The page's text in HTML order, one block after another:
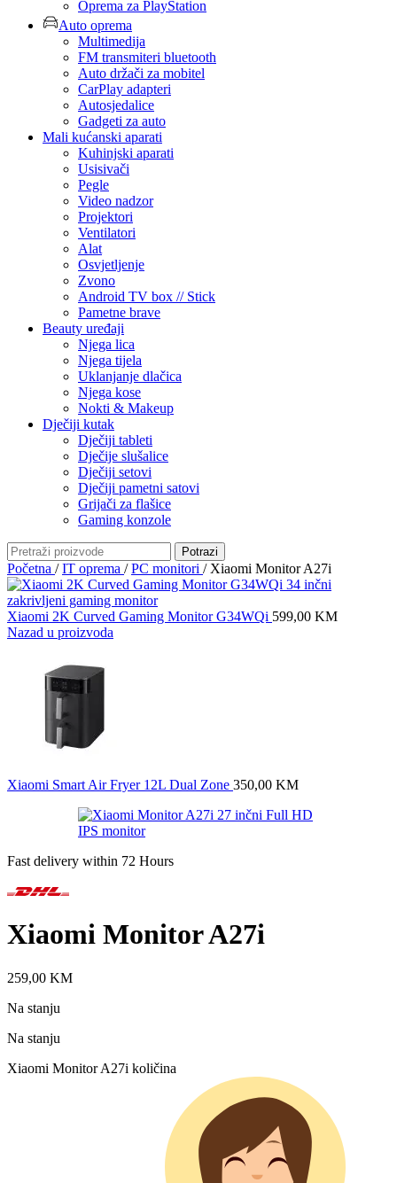
Oprema za PlayStation
Auto oprema
Multimedija
FM transmiteri bluetooth
Auto držači za mobitel
CarPlay adapteri
Autosjedalice
Gadgeti za auto
Mali kućanski aparati
Kuhinjski aparati
Usisivači
Pegle
Video nadzor
Projektori
Ventilatori
Alat
Osvjetljenje
Zvono
Android TV box // Stick
Pametne brave
Beauty uređaji
Njega lica
Njega tijela
Uklanjanje dlačica
Njega kose
Nokti & Makeup
Dječiji kutak
Dječiji tableti
Dječije slušalice
Dječiji setovi
Dječiji pametni satovi
Grijači za flašice
Gaming konzole
Potrazi
Početna / IT oprema / PC monitori / Xiaomi Monitor A27i
Xiaomi 2K Curved Gaming Monitor G34WQi 599,00 KM
Nazad u proizvoda
Xiaomi Smart Air Fryer 12L Dual Zone 350,00 KM
Fast delivery within 72 Hours
Xiaomi Monitor A27i
259,00 KM
Na stanju
Na stanju
Xiaomi Monitor A27i količina